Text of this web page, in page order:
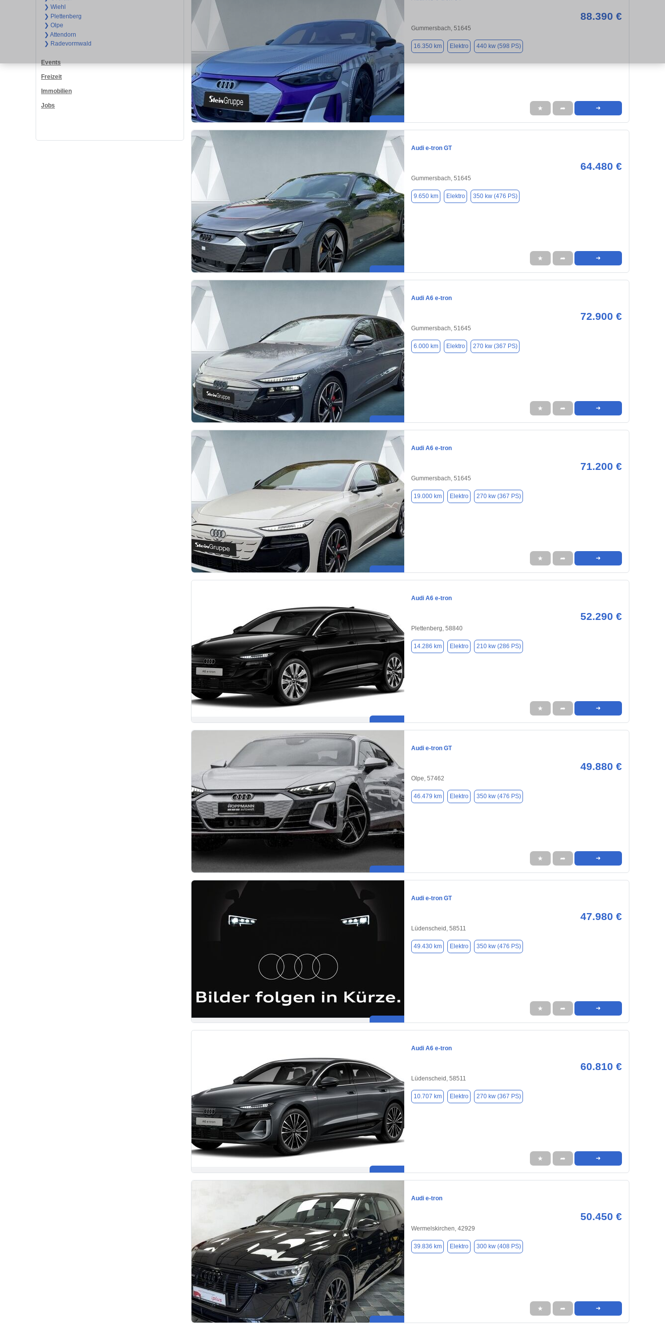
❯ Wiehl
❯ Plettenberg
❯ Olpe
❯ Attendorn
❯ Radevormwald
Events
Freizeit
Immobilien
Jobs
88.390 €
Gummersbach, 51645
16.350 km Elektro 440 kw (598 PS)
★ ➦ ➜
Audi e-tron GT
64.480 €
Gummersbach, 51645
9.650 km Elektro 350 kw (476 PS)
★ ➦ ➜
Audi A6 e-tron
72.900 €
Gummersbach, 51645
6.000 km Elektro 270 kw (367 PS)
★ ➦ ➜
Audi A6 e-tron
71.200 €
Gummersbach, 51645
19.000 km Elektro 270 kw (367 PS)
★ ➦ ➜
Audi A6 e-tron
52.290 €
Plettenberg, 58840
14.286 km Elektro 210 kw (286 PS)
★ ➦ ➜
Audi e-tron GT
49.880 €
Olpe, 57462
46.479 km Elektro 350 kw (476 PS)
★ ➦ ➜
Audi e-tron GT
47.980 €
Lüdenscheid, 58511
49.430 km Elektro 350 kw (476 PS)
★ ➦ ➜
Audi A6 e-tron
60.810 €
Lüdenscheid, 58511
10.707 km Elektro 270 kw (367 PS)
★ ➦ ➜
Audi e-tron
50.450 €
Wermelskirchen, 42929
39.836 km Elektro 300 kw (408 PS)
★ ➦ ➜